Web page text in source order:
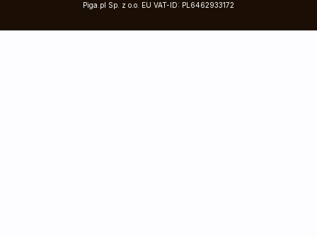
Piga.pl Sp. z o.o. EU VAT-ID: PL6462933172